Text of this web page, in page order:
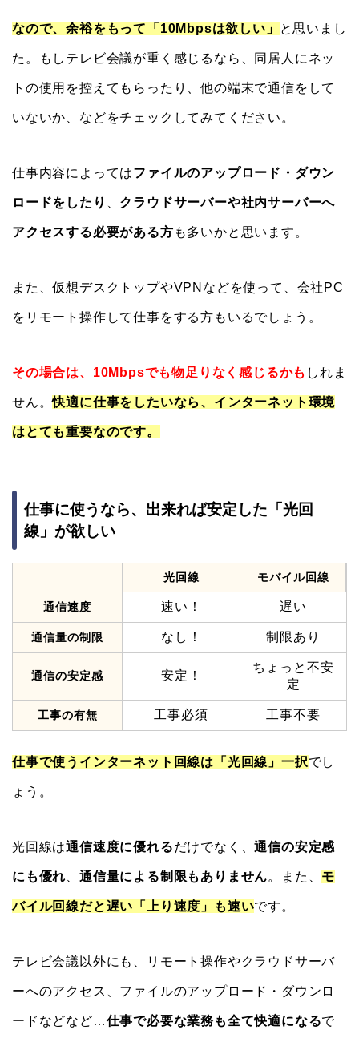
なので、余裕をもって「10Mbpsは欲しい」 と思いまし
た。もしテレビ会議が重く感じるなら、同居人にネッ
トの使用を控えてもらったり、他の端末で通信をして
いないか、などをチェックしてみてください。
仕事内容によってはファイルのアップロード・ダウン
ロードをしたり クラウドサーバーや社内サーバーへ
アクセスする必要がある方 も多いかと思います。
また、仮想デスクトップやVPNなどを使って、会社PC
をリモート操作して仕事をする方もいるでしょう。
その場合は、10Mbpsでも物足りなく感じるかも しれま
せん。快適に仕事をしたいなら、インターネット環境
はとても重要なのです。
仕事に使うなら、出来れば安定した「光回
線」が欲しい
光回線 モバイル回線
通信速度 速い！ 遅い
通信量の制限 なし！ 制限あり
通信の安定感 安定！
ちょっと不安
定
工事の有無 工事必須 工事不要
仕事で使うインターネット回線は「光回線」一択でし
ょう。
光回線は通信速度に優れるだけでなく、通信の安定感
にも優れ 、通信量による制限もありません。また、 モ
バイル回線だと遅い「上り速度」も速いです。
テレビ会議以外にも、リモート操作やクラウドサーバ
ーへのアクセス、ファイルのアップロード・ダウンロ
ードなどなど…仕事で必要な業務も全て快適になるで